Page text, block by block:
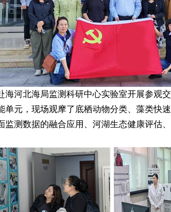
河北海局监测科研中心实验室开展参观
单元，现场观摩了底栖动物分类、藻类快
监测数据的融合应用、河湖生态健康评估